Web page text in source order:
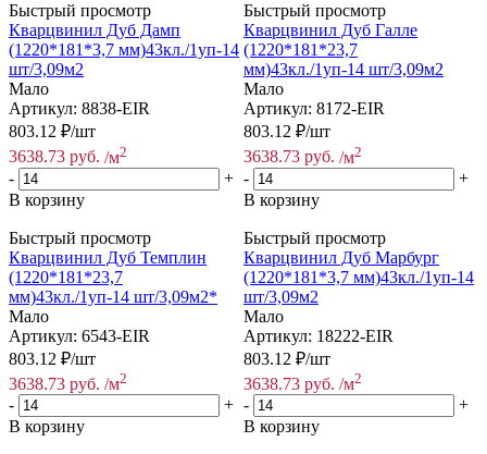
Быстрый просмотр
Кварцвинил Дуб Дамп
(1220*181*3,7 мм)43кл./1уп-14
шт/3,09м2
Мало
Артикул: 8838-EIR
803.12 ₽/шт
3638.73 руб. /м2
-
+
В корзину
Быстрый просмотр
Кварцвинил Дуб Галле
(1220*181*23,7
мм)43кл./1уп-14 шт/3,09м2
Мало
Артикул: 8172-EIR
803.12 ₽/шт
3638.73 руб. /м2
-
+
В корзину
Быстрый просмотр
Кварцвинил Дуб Темплин
(1220*181*23,7
мм)43кл./1уп-14 шт/3,09м2*
Мало
Артикул: 6543-EIR
803.12 ₽/шт
3638.73 руб. /м2
-
+
В корзину
Быстрый просмотр
Кварцвинил Дуб Марбург
(1220*181*3,7 мм)43кл./1уп-14
шт/3,09м2
Мало
Артикул: 18222-EIR
803.12 ₽/шт
3638.73 руб. /м2
-
+
В корзину